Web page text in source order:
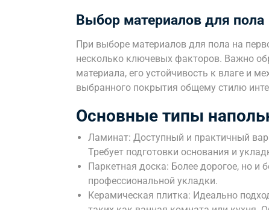
Выбор материалов для пола
При выборе материалов для пола на
несколько ключевых факторов. Важно
материала, его устойчивость к влаге и
выбранного покрытия общему стилю
Основные типы
Ламинат: Доступный и практичный
Требует подготовки основания и
Паркетная доска: Более дорогое, но и
профессиональной укладки.
Керамическая плитка: Идеально